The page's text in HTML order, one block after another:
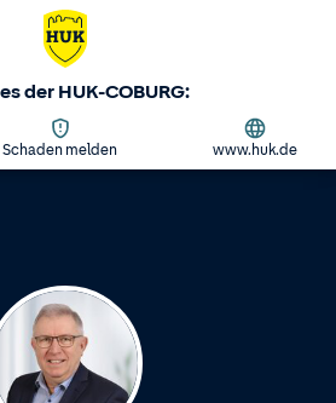
der HUK-COBURG:
Schaden melden www.huk.de